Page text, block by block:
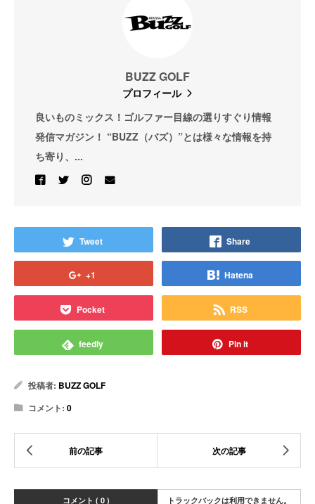
BUZZ GOLF
プロフィール
良いものミックス！ゴルファー目線の選りすぐり情報
発信マガジン！ “BUZZ（バズ）”とは様々な情報を持
ち寄り、...
Tweet Share
+1 Hatena
Pocket RSS
feedly Pin it
投稿者: BUZZ GOLF
コメント: 0
コメント ( 0 ) トラックバックは利用できません。